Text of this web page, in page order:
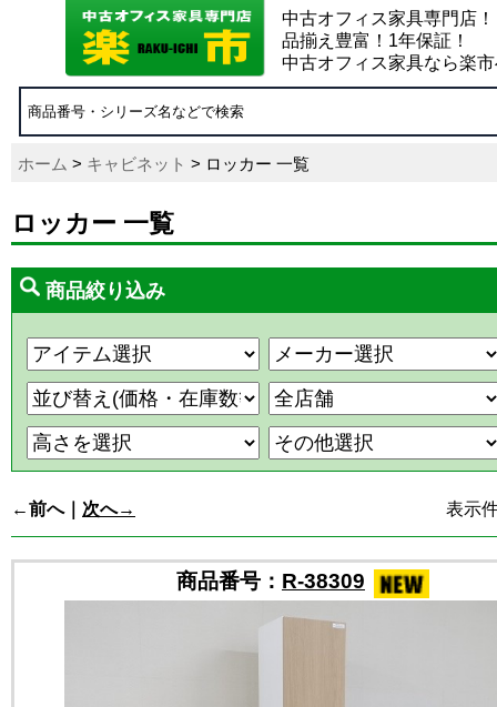
中古オフィス家具専門店！
品揃え豊富！1年保証！
中古オフィス家具なら楽
ホーム > キャビネット > ロッカー 一覧
ロッカー 一覧
商品絞り込み
←前へ｜ 次へ→ 表示
商品番号： R-38309